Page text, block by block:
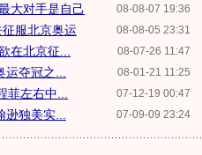
08-08-07 19:36
大对手是自己
08-08-05 23:31
服北京奥运
08-07-26 11:47
在北京征...
08-01-21 11:25
夺冠之...
07-12-19 00:47
左右中...
07-09-09 23:24
独美实...